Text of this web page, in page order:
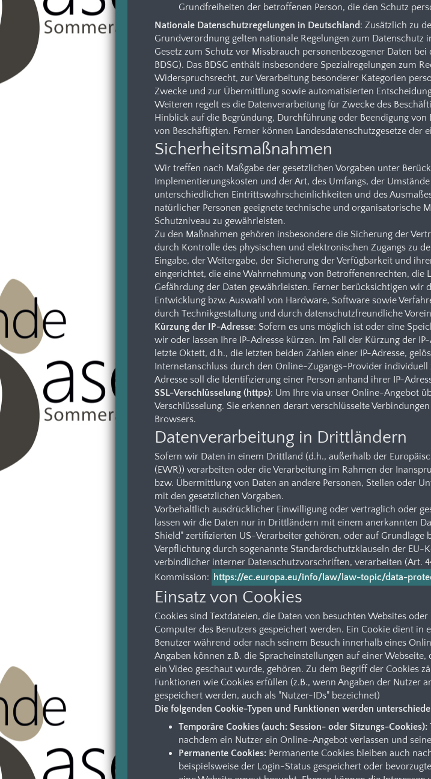
Grundfreiheiten der betroffenen Person, die den Schutz
Nationale Datenschutzregelungen in Deutschland: Zusätzlich zu
Grundverordnung gelten nationale Regelungen zum Datenschutz
Gesetz zum Schutz vor Missbrauch personenbezogener Daten
BDSG). Das BDSG enthält insbesondere Spezialregelungen zum
Widerspruchsrecht, zur Verarbeitung besonderer Kategorien
Zwecke und zur Übermittlung sowie automatisierten
Weiteren regelt es die Datenverarbeitung für Zwecke des
Hinblick auf die Begründung, Durchführung oder Beendigung
von Beschäftigten. Ferner können Landesdatenschutzgesetze der
Sicherheitsmaßnahmen
Wir treffen nach Maßgabe der gesetzlichen Vorgaben unter
Implementierungskosten und der Art, des Umfangs, der
unterschiedlichen Eintrittswahrscheinlichkeiten und des
natürlicher Personen geeignete technische und organisatorische
Schutzniveau zu gewährleisten.
Zu den Maßnahmen gehören insbesondere die Sicherung der
durch Kontrolle des physischen und elektronischen Zugangs zu
Eingabe, der Weitergabe, der Sicherung der Verfügbarkeit und
eingerichtet, die eine Wahrnehmung von Betroffenenrechten, die
Gefährdung der Daten gewährleisten. Ferner berücksichtigen wir
Entwicklung bzw. Auswahl von Hardware, Software sowie
durch Technikgestaltung und durch datenschutzfreundliche
Kürzung der IP-Adresse: Sofern es uns möglich ist oder eine
wir oder lassen Ihre IP-Adresse kürzen. Im Fall der Kürzung der
letzte Oktett, d.h., die letzten beiden Zahlen einer IP-Adresse,
Internetanschluss durch den Online-Zugangs-Provider
Adresse soll die Identifizierung einer Person anhand ihrer IP-
SSL-Verschlüsselung (https): Um Ihre via unser Online-Angebot
Verschlüsselung. Sie erkennen derart verschlüsselte
Browsers.
Datenverarbeitung in Drittländern
Sofern wir Daten in einem Drittland (d.h., außerhalb der
(EWR)) verarbeiten oder die Verarbeitung im Rahmen der
bzw. Übermittlung von Daten an andere Personen, Stellen oder
mit den gesetzlichen Vorgaben.
Vorbehaltlich ausdrücklicher Einwilligung oder vertraglich oder
lassen wir die Daten nur in Drittländern mit einem anerkannten
Shield" zertifizierten US-Verarbeiter gehören, oder auf Grundlage
Verpflichtung durch sogenannte Standardschutzklauseln der EU-
verbindlicher interner Datenschutzvorschriften, verarbeiten (Art.
Kommission:
https://ec.europa.eu/info/law/law-topic/data-
Einsatz von Cookies
Cookies sind Textdateien, die Daten von besuchten Websites
Computer des Benutzers gespeichert werden. Ein Cookie dient
Benutzer während oder nach seinem Besuch innerhalb eines
Angaben können z.B. die Spracheinstellungen auf einer
ein Video geschaut wurde, gehören. Zu dem Begriff der Cookies
Funktionen wie Cookies erfüllen (z.B., wenn Angaben der Nutzer
gespeichert werden, auch als "Nutzer-IDs" bezeichnet)
Die folgenden Cookie-Typen und Funktionen werden
Temporäre Cookies (auch: Session- oder Sitzungs-Cookies):
nachdem ein Nutzer ein Online-Angebot verlassen und
Permanente Cookies: Permanente Cookies bleiben auch
beispielsweise der Login-Status gespeichert oder